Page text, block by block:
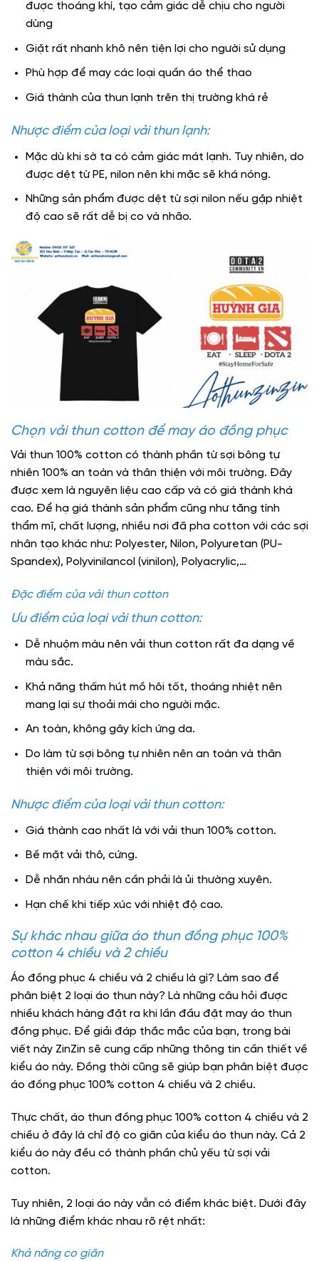
được thoáng khí, tạo cảm giác dễ chịu cho người
dùng
Giặt rất nhanh khô nên tiện lợi cho người sử dụng
Phù hợp để may các loại quần áo thể thao
Giá thành của thun lạnh trên thị trường khá rẻ
Nhược điểm của loại vải thun lạnh:
Mặc dù khi sờ ta có cảm giác mát lạnh. Tuy nhiên, do
được dệt từ PE, nilon nên khi mặc sẽ khá nóng.
Những sản phẩm được dệt từ sợi nilon nếu gặp nhiệt
độ cao sẽ rất dễ bị co và nhão.
Chọn vải thun cotton để may áo đồng phục
Vải thun 100% cotton có thành phần từ sợi bông tự
nhiên 100% an toàn và thân thiện với môi trường. Đây
được xem là nguyên liệu cao cấp và có giá thành khá
cao. Để hạ giá thành sản phẩm cũng như tăng tính
thẩm mĩ, chất lượng, nhiều nơi đã pha cotton với các sợi
nhân tạo khác như: Polyester, Nilon, Polyuretan (PU-
Spandex), Polyvinilancol (vinilon), Polyacrylic,…
Đặc điểm của vải thun cotton
Ưu điểm của loại vải thun cotton:
Dễ nhuộm màu nên vải thun cotton rất đa dạng về
màu sắc.
Khả năng thấm hút mồ hôi tốt, thoáng nhiệt nên
mang lại sự thoải mái cho người mặc.
An toàn, không gây kích ứng da.
Do làm từ sợi bông tự nhiên nên an toàn và thân
thiện với môi trường.
Nhược điểm của loại vải thun cotton:
Giá thành cao nhất là với vải thun 100% cotton.
Bề mặt vải thô, cứng.
Dễ nhăn nhàu nên cần phải là ủi thường xuyên.
Hạn chế khi tiếp xúc với nhiệt độ cao.
Sự khác nhau giữa áo thun đồng phục 100%
cotton 4 chiều và 2 chiều
Áo đồng phục 4 chiều và 2 chiều là gì? Làm sao để
phân biệt 2 loại áo thun này? Là những câu hỏi được
nhiều khách hàng đặt ra khi lần đầu đặt may áo thun
đồng phục. Để giải đáp thắc mắc của bạn, trong bài
viết này ZinZin sẽ cung cấp những thông tin cần thiết về
kiểu áo này. Đồng thời cũng sẽ giúp bạn phân biệt được
áo đồng phục 100% cotton 4 chiều và 2 chiều.
Thực chất, áo thun đồng phục 100% cotton 4 chiều và 2
chiều ở đây là chỉ độ co giãn của kiểu áo thun này. Cả 2
kiểu áo này đều có thành phần chủ yếu từ sợi vải
cotton.
Tuy nhiên, 2 loại áo này vẫn có điểm khác biệt. Dưới đây
là những điểm khác nhau rõ rệt nhất:
Khả năng co giãn